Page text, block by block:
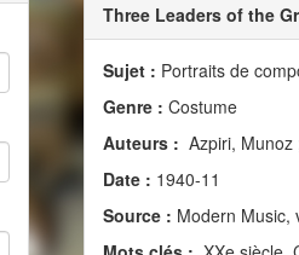
Three Leaders of the
Sujet : Portraits de
Genre : Costume
Auteurs : Azpiri, Munoz
Date : 1940-11
Source : Modern Music,